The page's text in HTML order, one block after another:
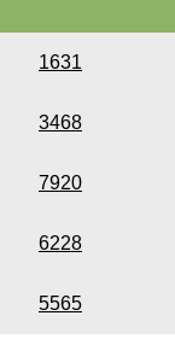
1631
3468
7920
6228
5565